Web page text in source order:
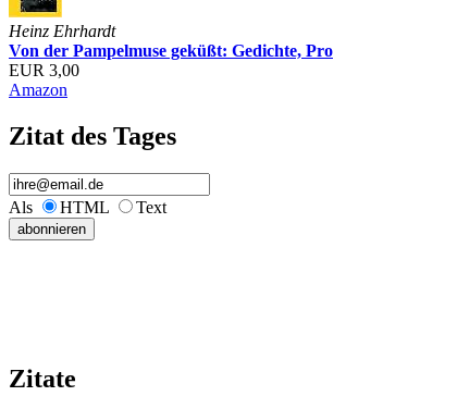
Heinz Ehrhardt
Von der Pampelmuse geküßt: Gedichte, Pro
EUR 3,00
Amazon
Zitat des Tages
Als HTML Text
Zitate